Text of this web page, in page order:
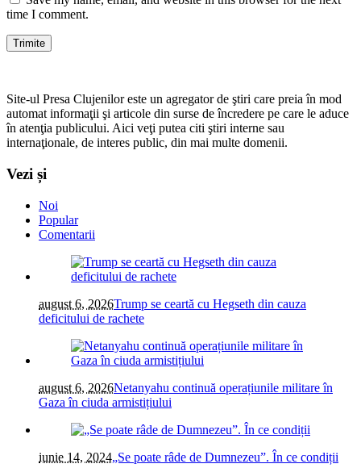
time I comment.
Site-ul Presa Clujenilor este un agregator de ştiri care preia în mod
automat informaţii şi articole din surse de încredere pe care le aduce
în atenţia publicului. Aici veţi putea citi ştiri interne sau
internaţionale, de interes public, din mai multe domenii.
Vezi și
Noi
Popular
Comentarii
august 6, 2026Trump se ceartă cu Hegseth din cauza
deficitului de rachete
august 6, 2026Netanyahu continuă operațiunile militare în
Gaza în ciuda armistițiului
iunie 14, 2024„Se poate râde de Dumnezeu”. În ce condiții